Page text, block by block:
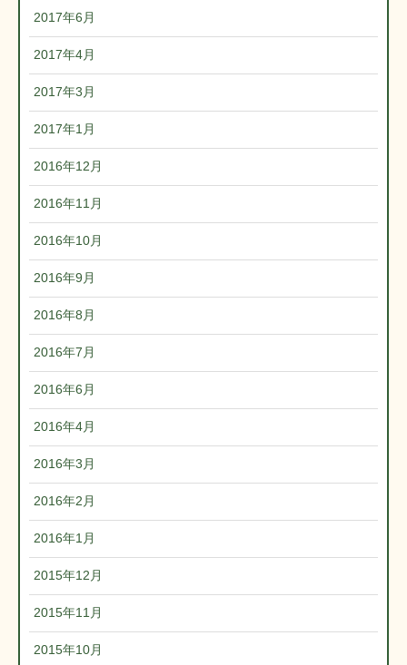
2017年6月
2017年4月
2017年3月
2017年1月
2016年12月
2016年11月
2016年10月
2016年9月
2016年8月
2016年7月
2016年6月
2016年4月
2016年3月
2016年2月
2016年1月
2015年12月
2015年11月
2015年10月